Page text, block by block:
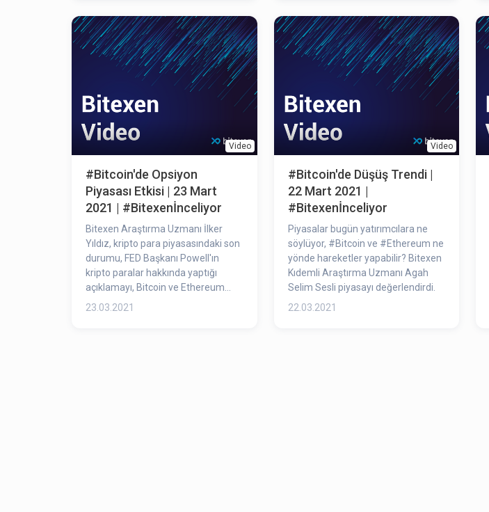
Video
#Bitcoin​'de Opsiyon
Piyasası Etkisi | 23 Mart
2021 | #Bitexenİnceliyor
Bitexen Araştırma Uzmanı İlker
Yıldız, kripto para piyasasındaki son
durumu, FED Başkanı Powell'ın
kripto paralar hakkında yaptığı
açıklamayı, Bitcoin ve Ethereum
hareketliliğini değerlendirdi.
23.03.2021
Video
#Bitcoin​'de Düşüş Trendi |
22 Mart 2021 |
#Bitexenİnceliyor
Piyasalar bugün yatırımcılara ne
söylüyor, #Bitcoin​ ve #Ethereum​ ne
yönde hareketler yapabilir? Bitexen
Kıdemli Araştırma Uzmanı Agah
Selim Sesli piyasayı değerlendirdi.
22.03.2021